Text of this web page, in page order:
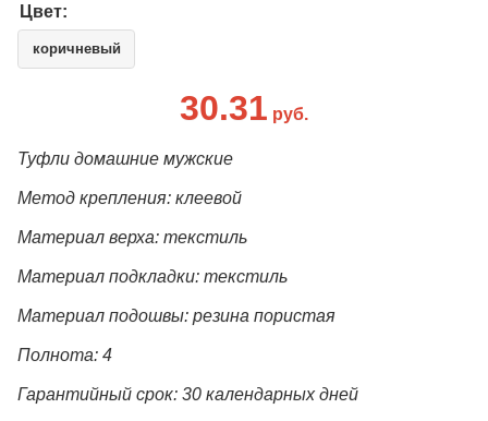
Цвет:
коричневый
30.31 руб.
Туфли домашние мужские
Метод крепления: клеевой
Материал верха: текстиль
Материал подкладки: текстиль
Материал подошвы: резина пористая
Полнота: 4
Гарантийный срок: 30 календарных дней